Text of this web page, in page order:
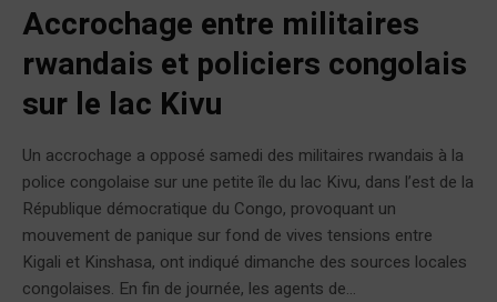
Accrochage entre militaires
rwandais et policiers congolais
sur le lac Kivu
Un accrochage a opposé samedi des militaires rwandais à la
police congolaise sur une petite île du lac Kivu, dans l’est de la
République démocratique du Congo, provoquant un
mouvement de panique sur fond de vives tensions entre
Kigali et Kinshasa, ont indiqué dimanche des sources locales
congolaises. En fin de journée, les agents de...